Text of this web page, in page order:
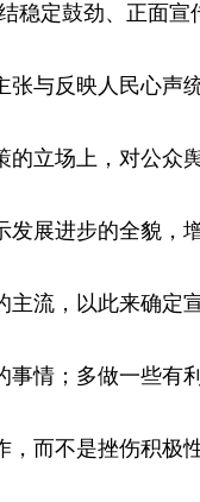
稳定鼓劲、正面
张与反映人民心声
立场上，对公众
发展进步的全貌，
流，以此来确定
事情；多做一些有
，而不是挫伤积极